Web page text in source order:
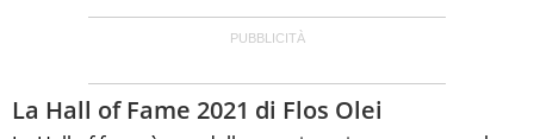
La Hall of Fame 2021 di Flos Olei